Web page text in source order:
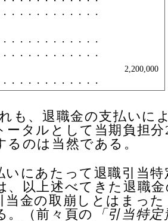
・・・・・・・・・・・
・・・・・・・・・・・
・・・・・・・・・・・
2,200,000
・・・・・・・・・・・
も、退職金の支払いに
ータルとして当期負担分
るのは当然である。
いにあたって退職引当特
、以上述べてきた退職
当金の取崩しとはまっ
。（前々頁の
「引当特